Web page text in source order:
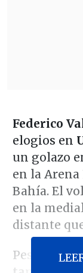
Federico
elogios en
un golazo
en la Arena
Bahía. El
en la
distante
Pese a